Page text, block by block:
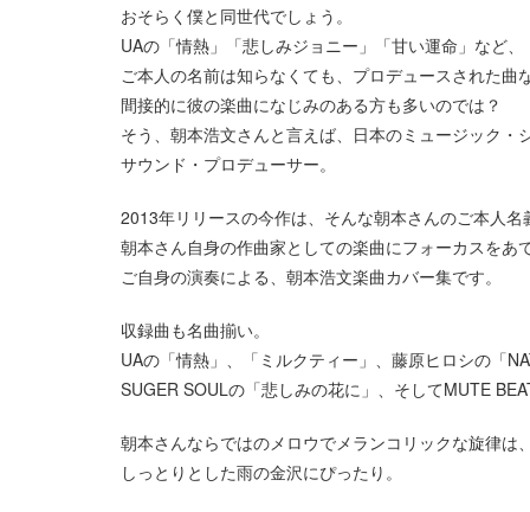
おそらく僕と同世代でしょう。
UAの「情熱」「悲しみジョニー」「甘い運命」など、
ご本人の名前は知らなくても、プロデュースされた曲
間接的に彼の楽曲になじみのある方も多いのでは？
そう、朝本浩文さんと言えば、日本のミュージック・
サウンド・プロデューサー。
2013年リリースの今作は、そんな朝本さんのご本人名
朝本さん自身の作曲家としての楽曲にフォーカスをあて
ご自身の演奏による、朝本浩文楽曲カバー集です。
収録曲も名曲揃い。
UAの「情熱」、「ミルクティー」、藤原ヒロシの「
SUGER SOULの「悲しみの花に」、そしてMUTE
朝本さんならではのメロウでメランコリックな旋律は、
しっとりとした雨の金沢にぴったり。